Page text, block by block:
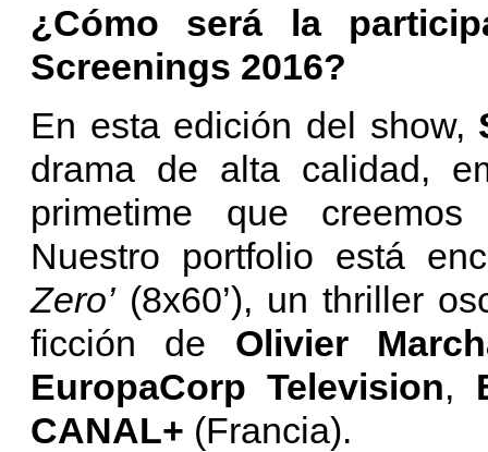
¿Cómo será la
Screenings 2016?
En esta edición del show,
drama de alta calidad,
primetime que creemos
Nuestro portfolio está
Zero’ (8x60’), un thriller
ficción de Olivier
EuropaCorp Television,
CANAL+ (Francia).